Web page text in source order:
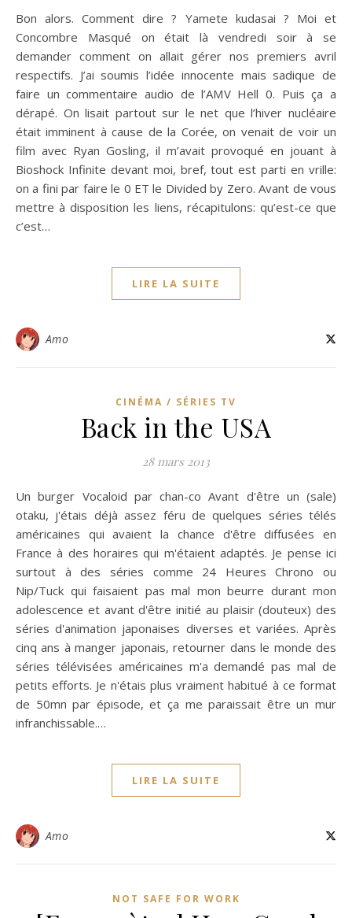
Bon alors. Comment dire ? Yamete kudasai ? Moi et
Concombre Masqué on était là vendredi soir à se
demander comment on allait gérer nos premiers avril
respectifs. J’ai soumis l’idée innocente mais sadique de
faire un commentaire audio de l’AMV Hell 0. Puis ça a
dérapé. On lisait partout sur le net que l’hiver nucléaire
était imminent à cause de la Corée, on venait de voir un
film avec Ryan Gosling, il m’avait provoqué en jouant à
Bioshock Infinite devant moi, bref, tout est parti en vrille:
on a fini par faire le 0 ET le Divided by Zero. Avant de vous
mettre à disposition les liens, récapitulons: qu’est-ce que
c’est…
LIRE LA SUITE
Amo
CINÉMA / SÉRIES TV
Back in the USA
28 mars 2013
Un burger Vocaloid par chan-co Avant d'être un (sale)
otaku, j'étais déjà assez féru de quelques séries télés
américaines qui avaient la chance d'être diffusées en
France à des horaires qui m'étaient adaptés. Je pense ici
surtout à des séries comme 24 Heures Chrono ou
Nip/Tuck qui faisaient pas mal mon beurre durant mon
adolescence et avant d'être initié au plaisir (douteux) des
séries d'animation japonaises diverses et variées. Après
cinq ans à manger japonais, retourner dans le monde des
séries télévisées américaines m'a demandé pas mal de
petits efforts. Je n'étais plus vraiment habitué à ce format
de 50mn par épisode, et ça me paraissait être un mur
infranchissable.…
LIRE LA SUITE
Amo
NOT SAFE FOR WORK